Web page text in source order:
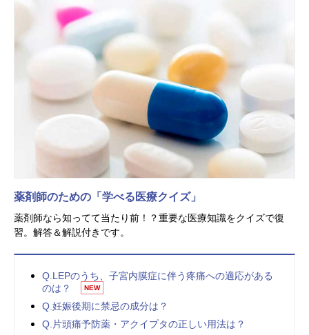
薬剤師のための「学べる医療クイズ」
薬剤師なら知ってて当たり前！？重要な医療知識をクイズで復
習。解答＆解説付きです。
Q.LEPのうち、子宮内膜症に伴う疼痛への適応がある
のは？
NEW
Q.妊娠後期に禁忌の成分は？
Q.片頭痛予防薬・アクイプタの正しい用法は？